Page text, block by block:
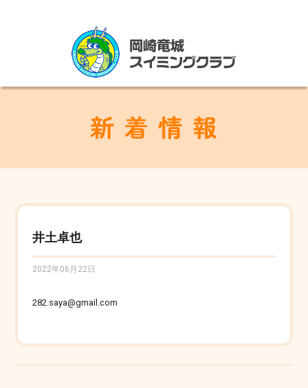
井土卓也
2022年06月22日
282.saya@gmail.com